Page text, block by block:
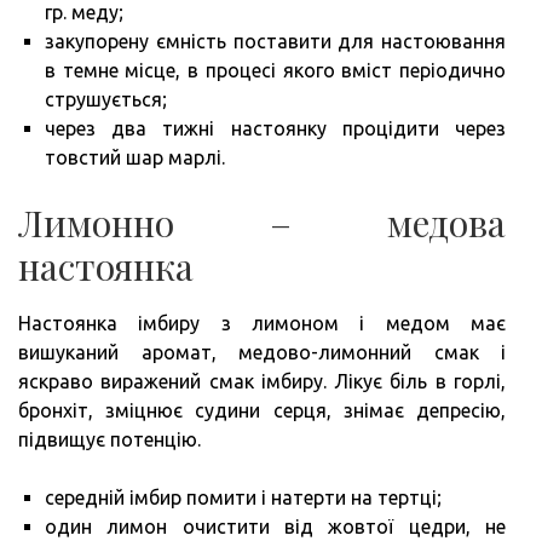
гр. меду;
закупорену ємність поставити для настоювання
в темне місце, в процесі якого вміст періодично
струшується;
через два тижні настоянку процідити через
товстий шар марлі.
Лимонно – медова
настоянка
Настоянка імбиру з лимоном і медом має
вишуканий аромат, медово-лимонний смак і
яскраво виражений смак імбиру. Лікує біль в горлі,
бронхіт, зміцнює судини серця, знімає депресію,
підвищує потенцію.
середній імбир помити і натерти на тертці;
один лимон очистити від жовтої цедри, не